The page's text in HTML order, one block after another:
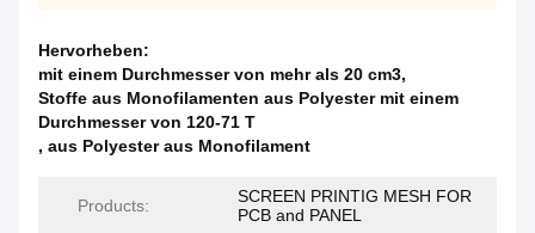
Hervorheben:
mit einem Durchmesser von mehr als 20 cm3,
Stoffe aus Monofilamenten aus Polyester mit einem
Durchmesser von 120-71 T
, aus Polyester aus Monofilament
Products:
SCREEN PRINTIG MESH FOR
PCB and PANEL